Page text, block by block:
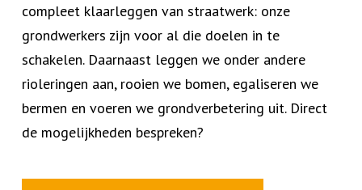
compleet klaarleggen van straatwerk: onze
grondwerkers zijn voor al die doelen in te
schakelen. Daarnaast leggen we onder andere
rioleringen aan, rooien we bomen, egaliseren we
bermen en voeren we grondverbetering uit. Direct
de mogelijkheden bespreken?